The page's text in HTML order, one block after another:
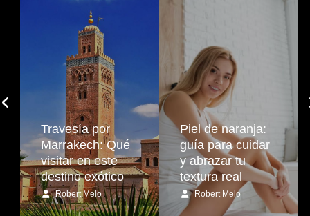
Travesía por
Marrakech: Qué
visitar en este
destino exótico
Robert Melo
Piel de naranja:
guía para cuidar
y abrazar tu
textura real
Robert Melo